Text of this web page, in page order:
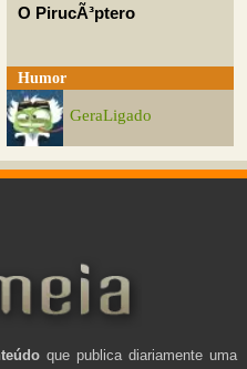
O PirucÃ³ptero
Humor
GeraLigado
que publica diariamente uma